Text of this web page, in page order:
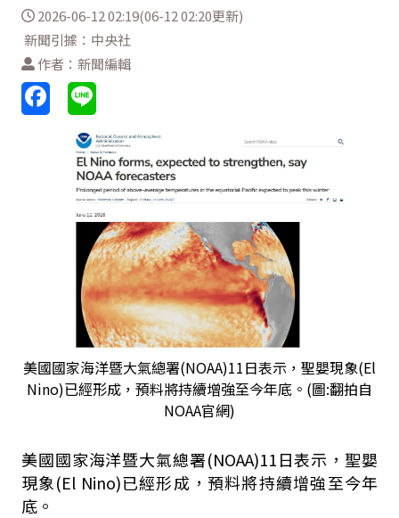
2026-06-12 02:19(06-12 02:20更新)
新聞引據：中央社
作者：新聞編輯
美國國家海洋暨大氣總署(NOAA)11日表示，聖嬰現象(El
Nino)已經形成，預料將持續增強至今年底。(圖:翻拍自
NOAA官網)
美國國家海洋暨大氣總署(NOAA)11日表示，聖嬰
現象(El Nino)已經形成，預料將持續增強至今年
底。